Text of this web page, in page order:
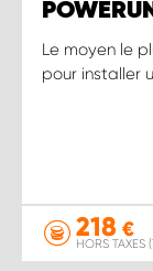
Le moyen le
pour installer
218 €
HORS TAXES